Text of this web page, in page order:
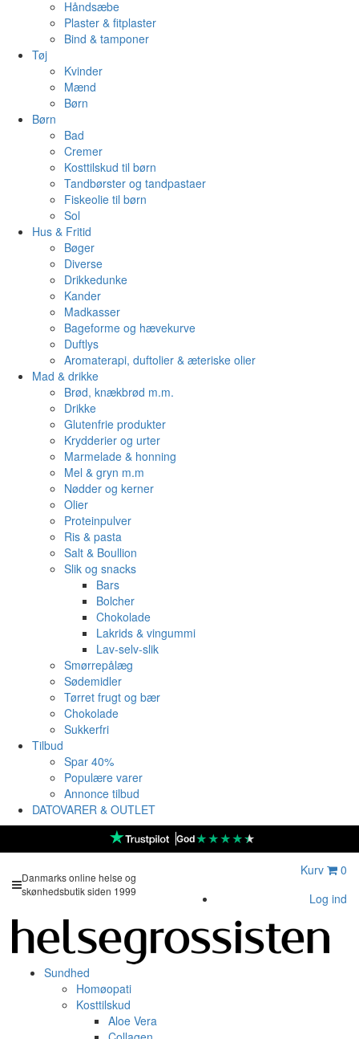
Håndsæbe
Plaster & fitplaster
Bind & tamponer
Tøj
Kvinder
Mænd
Børn
Børn
Bad
Cremer
Kosttilskud til børn
Tandbørster og tandpastaer
Fiskeolie til børn
Sol
Hus & Fritid
Bøger
Diverse
Drikkedunke
Kander
Madkasser
Bageforme og hævekurve
Duftlys
Aromaterapi, duftolier & æteriske olier
Mad & drikke
Brød, knækbrød m.m.
Drikke
Glutenfrie produkter
Krydderier og urter
Marmelade & honning
Mel & gryn m.m
Nødder og kerner
Olier
Proteinpulver
Ris & pasta
Salt & Boullion
Slik og snacks
Bars
Bolcher
Chokolade
Lakrids & vingummi
Lav-selv-slik
Smørrepålæg
Sødemidler
Tørret frugt og bær
Chokolade
Sukkerfri
Tilbud
Spar 40%
Populære varer
Annonce tilbud
DATOVARER & OUTLET
God★★★★★
Danmarks online helse og
skønhedsbutik siden 1999
Kurv
0
Log ind
Sundhed
Homøopati
Kosttilskud
Aloe Vera